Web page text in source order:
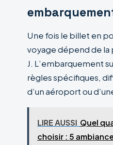
Une fois le billet en
voyage dépend de la
J. L’embarquement
règles spécifiques,
d’un aéroport ou
LIRE AUSSI Quel
choisir : 5